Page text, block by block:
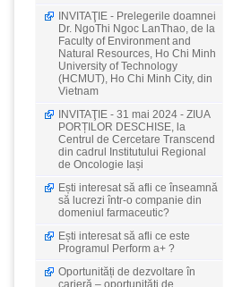
INVITAŢIE - Prelegerile doamnei
Dr. NgoThi Ngoc LanThao, de la
Faculty of Environment and
Natural Resources, Ho Chi Minh
University of Technology
(HCMUT), Ho Chi Minh City, din
Vietnam
INVITAŢIE - 31 mai 2024 - ZIUA
PORȚILOR DESCHISE, la
Centrul de Cercetare Transcend
din cadrul Institutului Regional
de Oncologie Iași
Ești interesat să afli ce înseamnă
să lucrezi într-o companie din
domeniul farmaceutic?
Ești interesat să afli ce este
Programul Perform a+ ?
Oportunități de dezvoltare în
carieră – oportunități de